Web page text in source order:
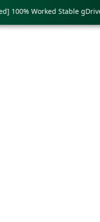
Worked Stable gDrive